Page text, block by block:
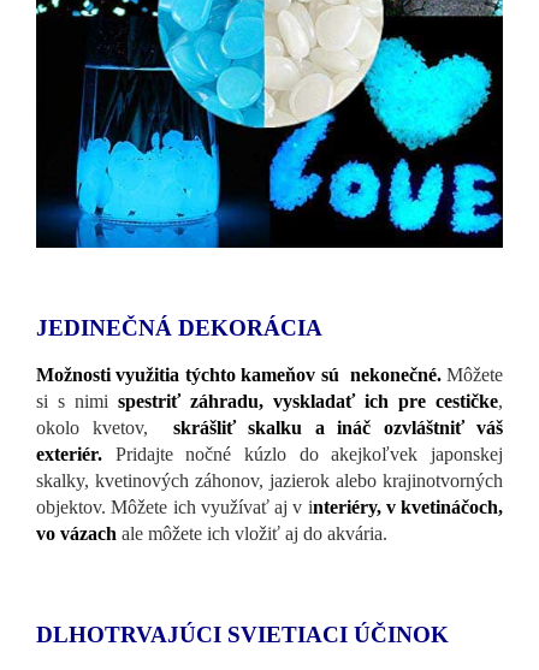
JEDINEČNÁ DEKORÁCIA
Možnosti využitia týchto kameňov sú nekonečné.Môžete
si s nimi spestriť záhradu, vyskladať ich pre cestičke,
okolo kvetov,
skrášliť skalku a ináč ozvláštniť váš
exteriér. Pridajte nočné kúzlo do akejkoľvek japonskej
skalky, kvetinových záhonov, jazierok alebo krajinotvorných
objektov. Môžete ich využívať aj v interiéry, v kvetináčoch,
vo vázach ale môžete ich vložiť aj do akvária.
DLHOTRVAJÚCI SVIETIACI ÚČINOK